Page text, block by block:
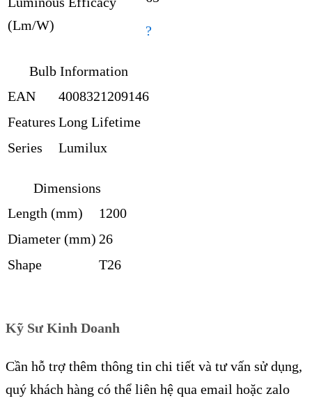
(Lm/W)
?
Bulb Information
EAN
4008321209146
Features Long Lifetime
Series
Lumilux
Dimensions
Length (mm)
1200
Diameter (mm) 26
Shape
T26
Kỹ Sư Kinh Doanh
Cần hỗ trợ thêm thông tin chi tiết và tư vấn sử dụng,
quý khách hàng có thể liên hệ qua email hoặc zalo